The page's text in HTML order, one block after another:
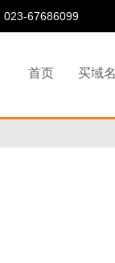
023-67686099
首页 买域